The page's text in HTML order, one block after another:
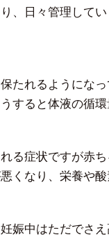
、日々管理して
たれるようにな
すると体液の循
る症状ですが赤
くなり、栄養や
娠中はただでさ